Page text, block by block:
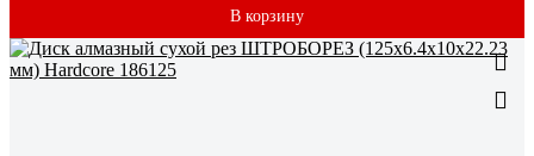
В корзину